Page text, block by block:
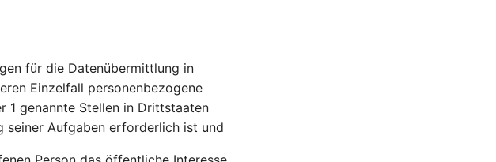
für die Datenübermittlung in
Einzelfall personenbezogene
1 genannte Stellen in Drittstaaten
Aufgaben erforderlich ist und